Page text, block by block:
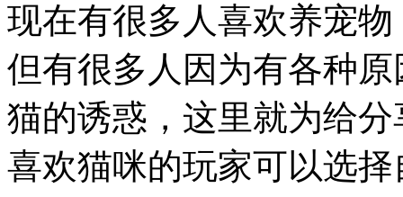
现在有很多人喜欢养宠
但有很多人因为有各种
猫的诱惑，这里就为给
喜欢猫咪的玩家可以选